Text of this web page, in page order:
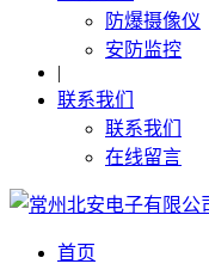
防爆摄像仪
安防监控
|
联系我们
联系我们
在线留言
首页